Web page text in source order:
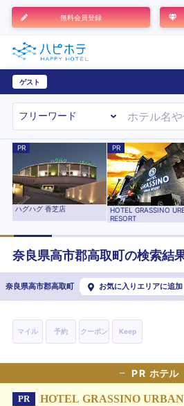
無料会員登録
ゲスト
PR
ハグハグ 香芝店
PR
HOTEL GRASSINO
RESORT
奈良県高市郡高取町 の検索結
奈良県高市郡高取町 お気に入りエリアに追加
マイル 予約 クーポン Keep
PR ホテル
PR HOTEL GRASSINO